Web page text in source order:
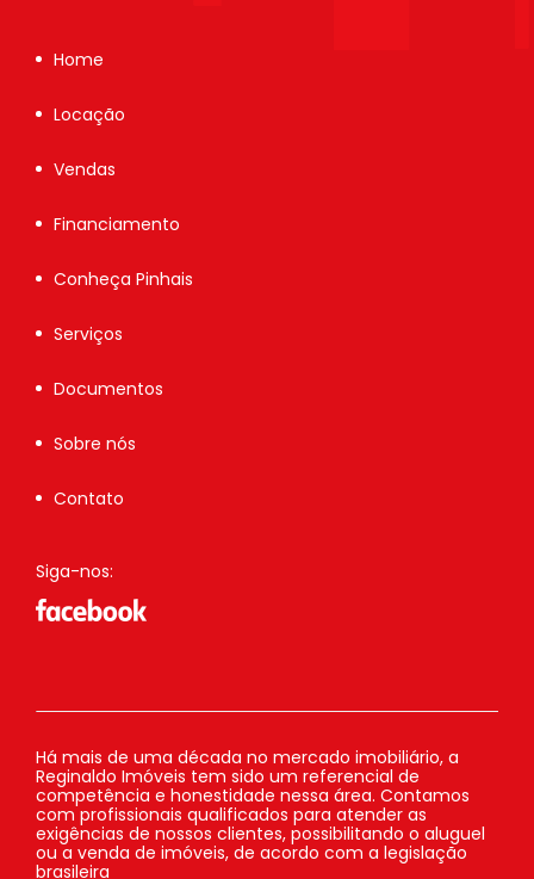
Home
Locação
Vendas
Financiamento
Conheça Pinhais
Serviços
Documentos
Sobre nós
Contato
Siga-nos:
Há mais de uma década no mercado imobiliário, a
Reginaldo Imóveis tem sido um referencial de
competência e honestidade nessa área. Contamos
com profissionais qualificados para atender as
exigências de nossos clientes, possibilitando o aluguel
ou a venda de imóveis, de acordo com a legislação
brasileira